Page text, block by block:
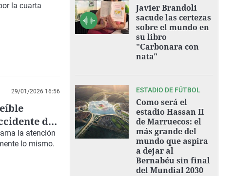
la cuarta
29/01/2026 16:56
de
la atención
lo mismo.
CONTINENTES
Javier Brandoli
sacude las certezas
sobre el mundo en
su libro
"Carbonara con
nata"
ESTADIO DE FÚTBOL
Como será el
estadio Hassan II
de Marruecos: el
más grande del
mundo que aspira
a dejar al
Bernabéu sin final
del Mundial 2030